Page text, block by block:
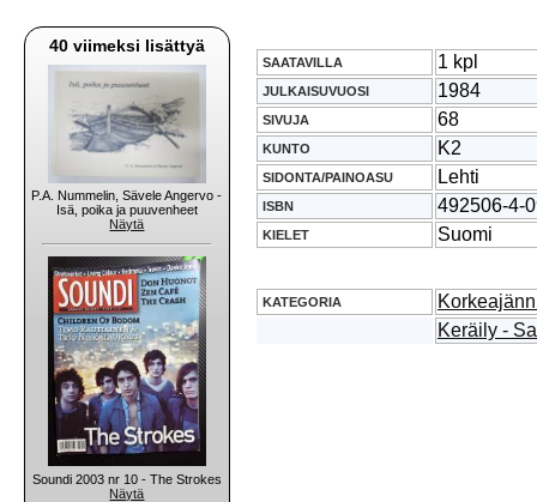
40 viimeksi lisättyä
P.A. Nummelin, Sävele Angervo -
Isä, poika ja puuvenheet
Näytä
Soundi 2003 nr 10 - The Strokes
Näytä
SAATAVILLA 1 kpl
JULKAISUVUOSI 1984
SIVUJA 68
KUNTO K2
SIDONTA/PAINOASU Lehti
ISBN 492506-4-
KIELET Suomi
KATEGORIA
Keräily -